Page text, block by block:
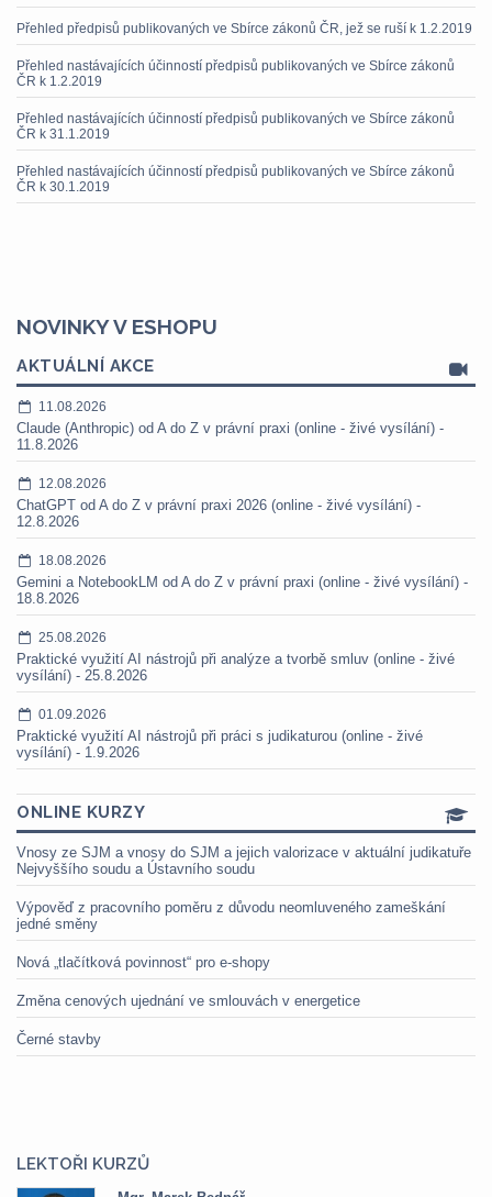
Přehled předpisů publikovaných ve Sbírce zákonů ČR, jež se ruší k 1.2.2019
Přehled nastávajících účinností předpisů publikovaných ve Sbírce zákonů
ČR k 1.2.2019
Přehled nastávajících účinností předpisů publikovaných ve Sbírce zákonů
ČR k 31.1.2019
Přehled nastávajících účinností předpisů publikovaných ve Sbírce zákonů
ČR k 30.1.2019
NOVINKY V ESHOPU
AKTUÁLNÍ AKCE
11.08.2026
Claude (Anthropic) od A do Z v právní praxi (online - živé vysílání) -
11.8.2026
12.08.2026
ChatGPT od A do Z v právní praxi 2026 (online - živé vysílání) -
12.8.2026
18.08.2026
Gemini a NotebookLM od A do Z v právní praxi (online - živé vysílání) -
18.8.2026
25.08.2026
Praktické využití AI nástrojů při analýze a tvorbě smluv (online - živé
vysílání) - 25.8.2026
01.09.2026
Praktické využití AI nástrojů při práci s judikaturou (online - živé
vysílání) - 1.9.2026
ONLINE KURZY
Vnosy ze SJM a vnosy do SJM a jejich valorizace v aktuální judikatuře
Nejvyššího soudu a Ústavního soudu
Výpověď z pracovního poměru z důvodu neomluveného zameškání
jedné směny
Nová „tlačítková povinnost“ pro e-shopy
Změna cenových ujednání ve smlouvách v energetice
Černé stavby
LEKTOŘI KURZŮ